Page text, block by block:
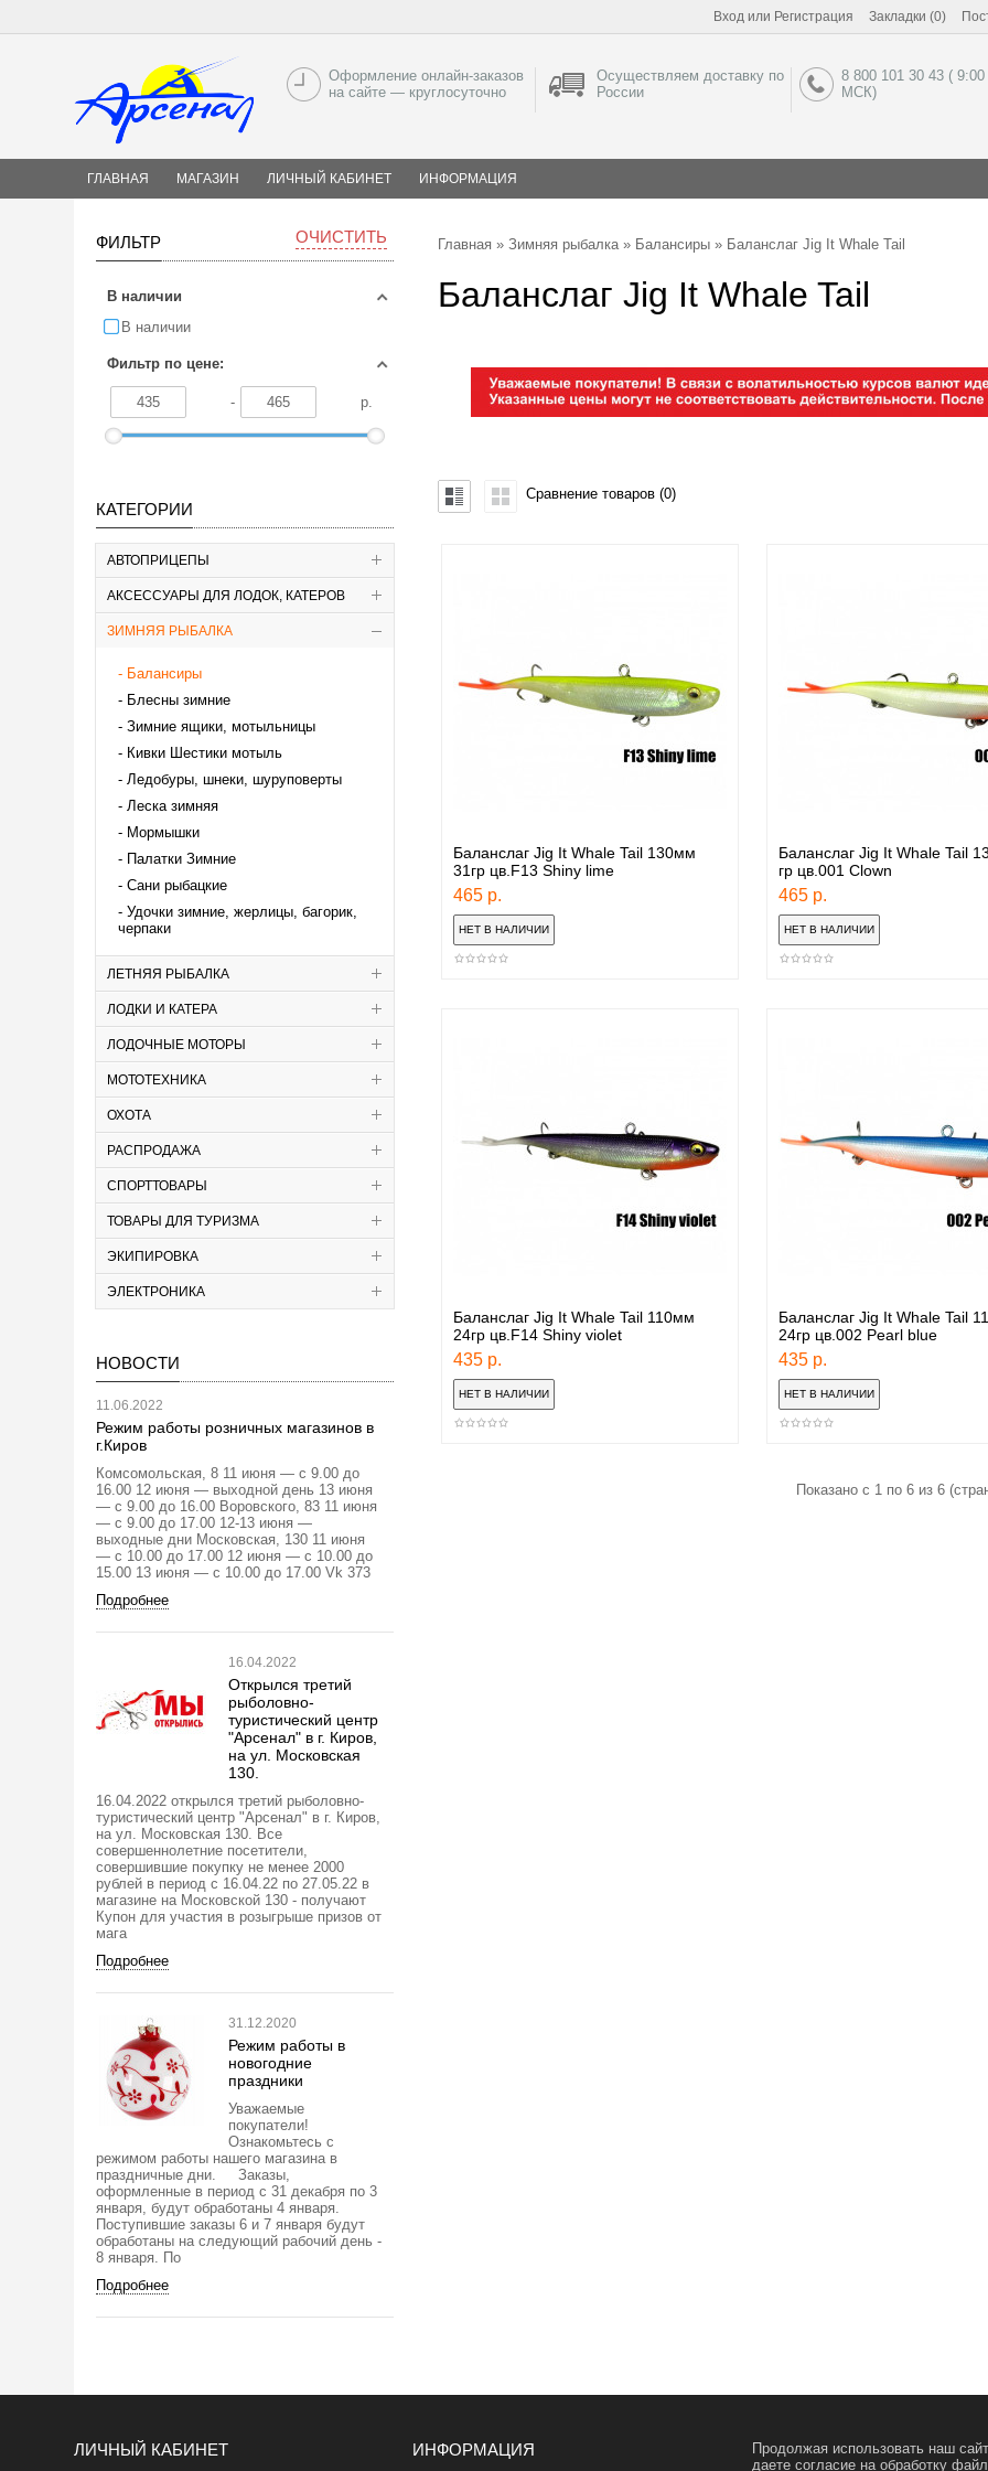
Вход или Регистрация Закладки (0)
Оформление онлайн-заказов
на сайте — круглосуточно
Осуществляем доставку по
России
8 800 101 30 43 (
МСК)
ГЛАВНАЯ МАГАЗИН ЛИЧНЫЙ КАБИНЕТ ИНФОРМАЦИЯ
ФИЛЬТР ОЧИСТИТЬ
В наличии
В наличии
Фильтр по цене:
- р.
КАТЕГОРИИ
АВТОПРИЦЕПЫ
АКСЕССУАРЫ ДЛЯ ЛОДОК, КАТЕРОВ
ЗИМНЯЯ РЫБАЛКА
Балансиры
Блесны зимние
Зимние ящики, мотыльницы
Кивки Шестики мотыль
Ледобуры, шнеки, шуруповерты
Леска зимняя
Мормышки
Палатки Зимние
Сани рыбацкие
Удочки зимние, жерлицы, багорик,
черпаки
ЛЕТНЯЯ РЫБАЛКА
ЛОДКИ И КАТЕРА
ЛОДОЧНЫЕ МОТОРЫ
МОТОТЕХНИКА
ОХОТА
РАСПРОДАЖА
СПОРТТОВАРЫ
ТОВАРЫ ДЛЯ ТУРИЗМА
ЭКИПИРОВКА
ЭЛЕКТРОНИКА
НОВОСТИ
11.06.2022
Режим работы розничных магазинов в
г.Киров
Комсомольская, 8 11 июня — с 9.00 до
16.00 12 июня — выходной день 13 июня
— с 9.00 до 16.00 Воровского, 83 11 июня
— с 9.00 до 17.00 12-13 июня —
выходные дни Московская, 130 11 июня
— с 10.00 до 17.00 12 июня — с 10.00 до
15.00 13 июня — с 10.00 до 17.00 Vk 373
Подробнее
16.04.2022
Открылся третий
рыболовно-
туристический центр
"Арсенал" в г. Киров,
на ул. Московская
130.
16.04.2022 открылся третий рыболовно-
туристический центр "Арсенал" в г. Киров,
на ул. Московская 130. Все
совершеннолетние посетители,
совершившие покупку не менее 2000
рублей в период с 16.04.22 по 27.05.22 в
магазине на Московской 130 - получают
Купон для участия в розыгрыше призов от
мага
Подробнее
31.12.2020
Режим работы в
новогодние
праздники
Уважаемые
покупатели!
Ознакомьтесь с
режимом работы нашего магазина в
праздничные дни. Заказы,
оформленные в период с 31 декабря по 3
января, будут обработаны 4 января.
Поступившие заказы 6 и 7 января будут
обработаны на следующий рабочий день -
8 января. По
Подробнее
Главная » Зимняя рыбалка» Балансиры » Баланслаг Jig It Whale Tail
Баланслаг Jig It Whale Tail
Сравнение товаров (0)
Баланслаг Jig It Whale Tail 130мм
31гр цв.F13 Shiny lime
465 р.
Баланслаг Jig It Whale Tail
гр цв.001 Clown
465 р.
Баланслаг Jig It Whale Tail 110мм
24гр цв.F14 Shiny violet
435 р.
Баланслаг Jig It Whale Tail
24гр цв.002 Pearl blue
435 р.
Показано с 1 по 6 из 6
ЛИЧНЫЙ КАБИНЕТ ИНФОРМАЦИЯ
Продолжая использовать наш
даете согласие на обработку